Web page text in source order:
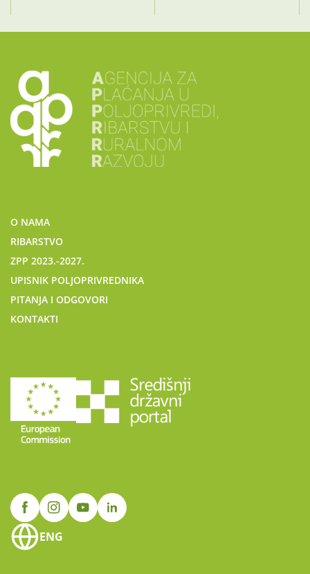
O NAMA
RIBARSTVO
ZPP 2023.-2027.
UPISNIK POLJOPRIVREDNIKA
PITANJA I ODGOVORI
KONTAKTI
ENG